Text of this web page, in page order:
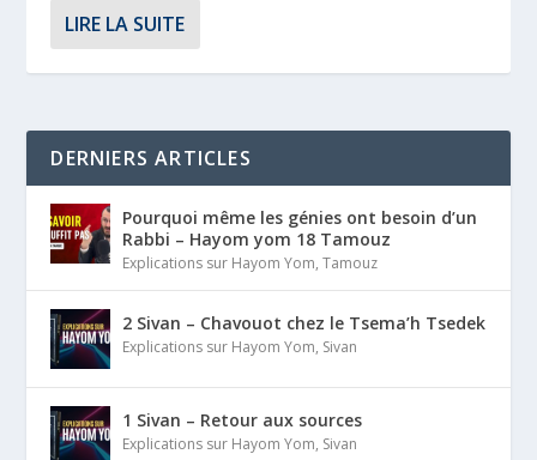
LIRE LA SUITE
DERNIERS ARTICLES
Pourquoi même les génies ont besoin d’un
Rabbi – Hayom yom 18 Tamouz
Explications sur Hayom Yom,Tamouz
2 Sivan – Chavouot chez le Tsema’h Tsedek
Explications sur Hayom Yom, Sivan
1 Sivan – Retour aux sources
Explications sur Hayom Yom, Sivan